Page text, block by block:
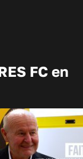
FC en